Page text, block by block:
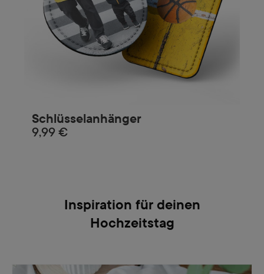
Schlüsselanhänger
9,99 €
Inspiration für deinen
Hochzeitstag